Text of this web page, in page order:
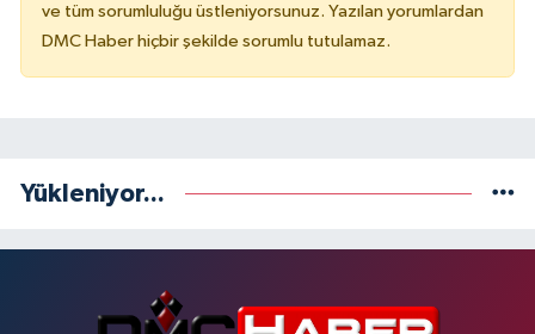
ve tüm sorumluluğu üstleniyorsunuz. Yazılan yorumlardan
DMC Haber hiçbir şekilde sorumlu tutulamaz.
Yükleniyor...